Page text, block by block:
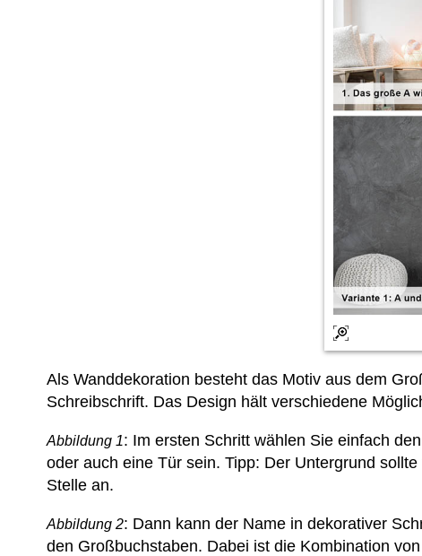
Als Wanddekoration besteht das Motiv aus dem
Schreibschrift. Das Design hält verschiedene
Abbildung 1: Im ersten Schritt wählen Sie einfach
oder auch eine Tür sein. Tipp: Der Untergrund
Stelle an.
Abbildung 2: Dann kann der Name in dekorativer
den Großbuchstaben. Dabei ist die Kombination